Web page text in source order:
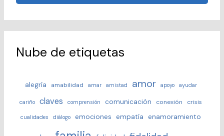
Nube de etiquetas
alegría amabilidad amar amistad amor apoyo ayudar
cariño claves comprensión comunicación conexión crisis
cualidades diálogo emociones empatía enamoramiento